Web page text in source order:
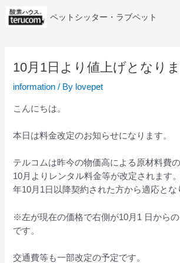
ペットシッター・ラブペット
10月1日より値上げとなり
information / By lovepet
こんにちは。
本日は料金改定のお知らせになります。
テルコムは昨今の物価高による原材料費
10月よりレンタル料金等が改定されます
年10月1日以降契約された方から適応とな
※左が現在の価格で右側が10月1 日から
です。
交通費等も一部改定の予定です。